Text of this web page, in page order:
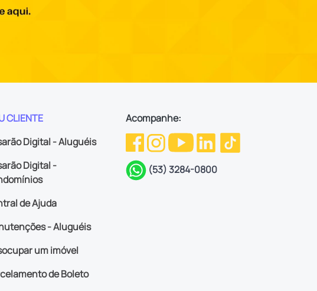
CLIENTE
Digital - Aluguéis
Digital -
de Ajuda
- Aluguéis
um imóvel
de Boleto
Acompanhe:
(53) 3284-0800